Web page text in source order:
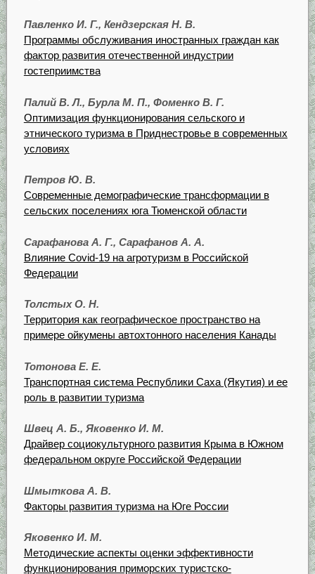
Павленко И. Г., Кендзерская Н. В.
Программы обслуживания иностранных граждан как
фактор развития отечественной индустрии
гостеприимства
Палий В. Л., Бурла М. П., Фоменко В. Г.
Оптимизация функционирования сельского и
этнического туризма в Приднестровье в современных
условиях
Петров Ю. В.
Современные демографические трансформации в
сельских поселениях юга Тюменской области
Сарафанова А. Г., Сарафанов А. А.
Влияние Covid-19 на агротуризм в Российской
Федерации
Толстых О. Н.
Территория как географическое пространство на
примере ойкумены автохтонного населения Канады
Тотонова Е. Е.
Транспортная система Республики Саха (Якутия) и ее
роль в развитии туризма
Швец А. Б., Яковенко И. М.
Драйвер социокультурного развития Крыма в Южном
федеральном округе Российской Федерации
Шмыткова А. В.
Факторы развития туризма на Юге России
Яковенко И. М.
Методические аспекты оценки эффективности
функционирования приморских туристско-